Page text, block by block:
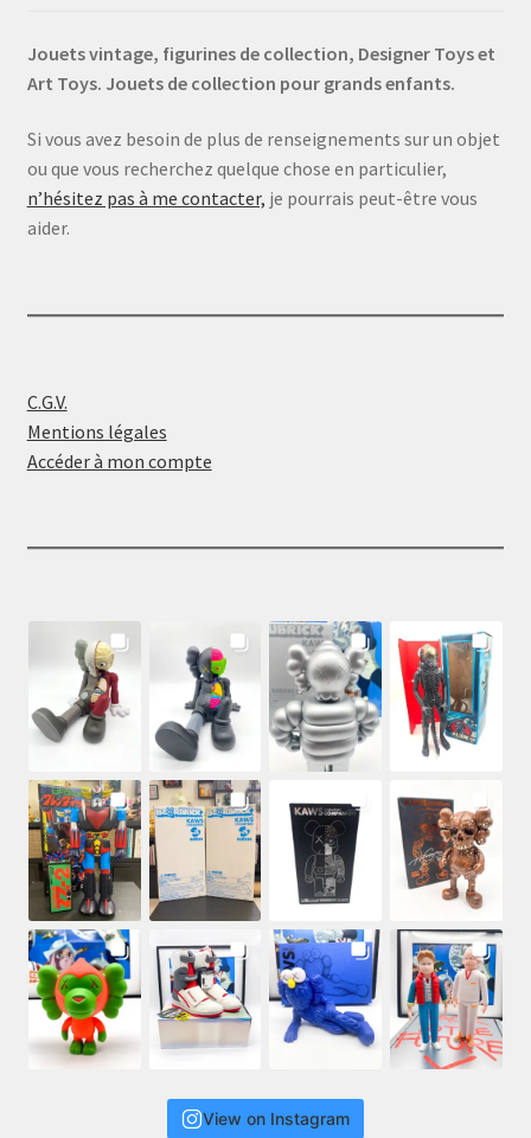
Jouets vintage, figurines de collection, Designer Toys et
Art Toys. Jouets de collection pour grands enfants.
Si vous avez besoin de plus de renseignements sur un objet
ou que vous recherchez quelque chose en particulier,
n’hésitez pas à me contacter, je pourrais peut-être vous
aider.
C.G.V.
Mentions légales
Accéder à mon compte
View on Instagram